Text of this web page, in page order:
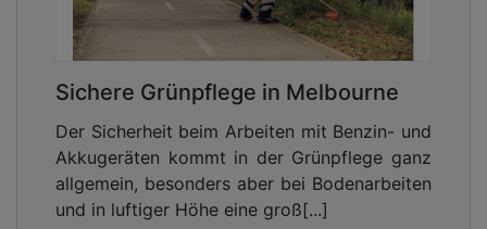
Sichere Grünpflege in Melbourne
Der Sicherheit beim Arbeiten mit Benzin- und
Akkugeräten kommt in der Grünpflege ganz
allgemein, besonders aber bei Bodenarbeiten
und in luftiger Höhe eine groß[...]